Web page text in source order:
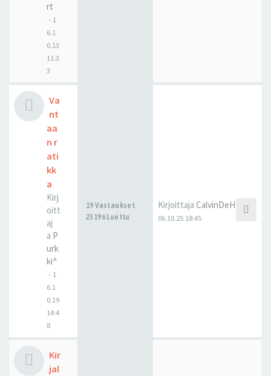
rt
- 1
6.1
0.13
11:3
3
Va
nt
aa
n r
ati
kk
a
Kirj
oitt
aj
a P
urk
ki^
- 1
6.1
0.19
14:4
8
19 Vastaukset
23196 Luettu
Kirjoittaja CalvinDeHaan
06.10.25 18:45
Kir
jal